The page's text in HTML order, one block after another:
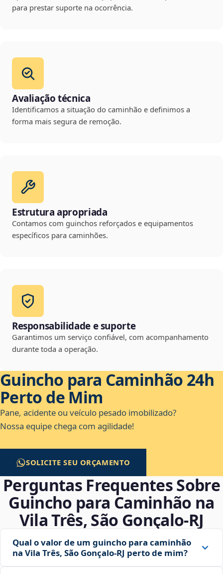
para prestar suporte na ocorrência.
Avaliação técnica
Identificamos a situação do caminhão e definimos a
forma mais segura de remoção.
Estrutura apropriada
Contamos com guinchos reforçados e equipamentos
específicos para caminhões.
Responsabilidade e suporte
Garantimos um serviço confiável, com acompanhamento
durante toda a operação.
Guincho para Caminhão 24h
Perto de Mim
Pane, acidente ou veículo pesado imobilizado?
Nossa equipe chega com agilidade!
SOLICITE SEU ORÇAMENTO
Perguntas Frequentes Sobre
Guincho para Caminhão na
Vila Três, São Gonçalo‑RJ
Qual o valor de um guincho para caminhão
na Vila Três, São Gonçalo‑RJ perto de mim?